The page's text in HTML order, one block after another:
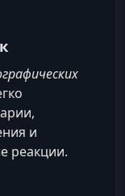
и
реакции.